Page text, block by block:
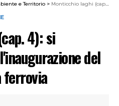
e Territorio > Monticchio laghi (cap. 4): si festeggia a Melfi l'inaugurazione del primo tratto della ferrovia
4): si
del